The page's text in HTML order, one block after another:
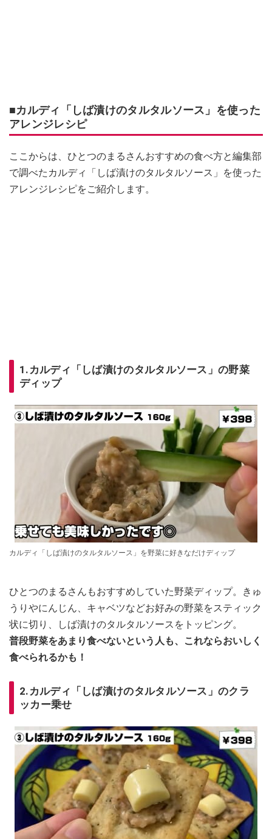
■カルディ「しば漬けのタルタルソース」を使った
アレンジレシピ
ここからは、ひとつのまるさんおすすめの食べ方と編集部
で調べたカルディ「しば漬けのタルタルソース」を使った
アレンジレシピをご紹介します。
1.カルディ「しば漬けのタルタルソース」の野菜
ディップ
カルディ「しば漬けのタルタルソース」を野菜に好きなだけディップ
ひとつのまるさんもおすすめしていた野菜ディップ。きゅ
うりやにんじん、キャベツなどお好みの野菜をスティック
状に切り、しば漬けのタルタルソースをトッピング。
普段野菜をあまり食べないという人も、これならおいしく
食べられるかも！
2.カルディ「しば漬けのタルタルソース」のクラ
ッカー乗せ